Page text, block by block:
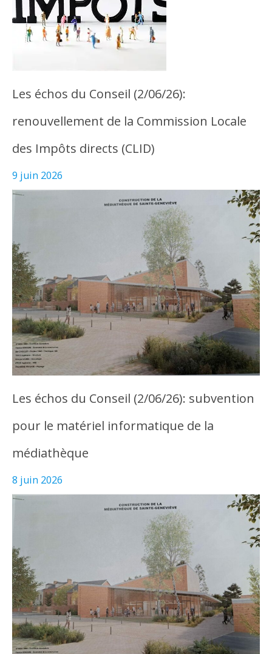
Les échos du Conseil (2/06/26):
renouvellement de la Commission Locale
des Impôts directs (CLID)
9 juin 2026
Les échos du Conseil (2/06/26): subvention
pour le matériel informatique de la
médiathèque
8 juin 2026